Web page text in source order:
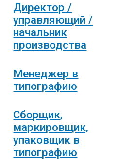
Директор /
управляющий /
начальник
производства
Менеджер в
типографию
Сборщик,
маркировщик,
упаковщик в
типографию